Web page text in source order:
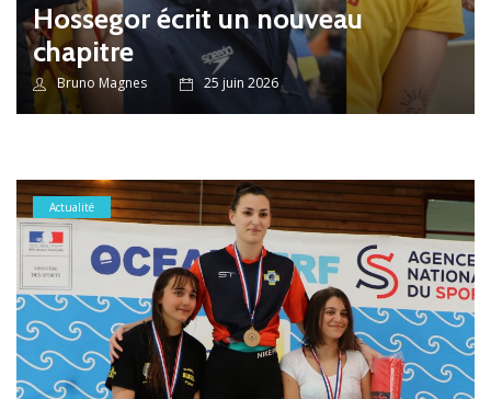
Hossegor écrit un nouveau
chapitre
Bruno Magnes 25 juin 2026
Actualité